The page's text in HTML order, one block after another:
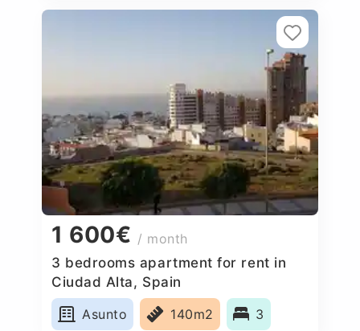
1 600€ / month
3 bedrooms apartment for rent in
Ciudad Alta, Spain
Asunto
140m2 3